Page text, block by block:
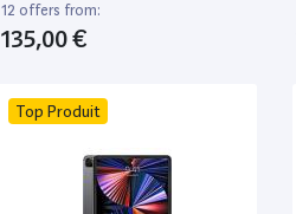
12 offers from:
135,00 €
Top Produit